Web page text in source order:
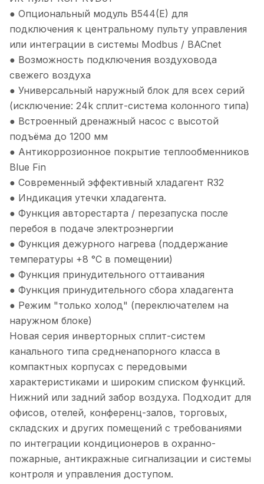
● Опциональный модуль B544(E) для
подключения к центральному пульту управления
или интеграции в системы Modbus / BACnet
● Возможность подключения воздуховода
свежего воздуха
● Универсальный наружный блок для всех серий
(исключение: 24k сплит-система колонного типа)
● Встроенный дренажный насос с высотой
подъёма до 1200 мм
● Антикоррозионное покрытие теплообменников
Blue Fin
● Современный эффективный хладагент R32
● Индикация утечки хладагента.
● Функция авторестарта / перезапуска после
перебоя в подаче электроэнергии
● Функция дежурного нагрева (поддержание
температуры +8 °С в помещении)
● Функция принудительного оттаивания
● Функция принудительного сбора хладагента
● Режим "только холод" (переключателем на
наружном блоке)
Новая серия инверторных сплит-систем
канального типа средненапорного класса в
компактных корпусах с передовыми
характеристиками и широким списком функций.
Нижний или задний забор воздуха. Подходит для
офисов, отелей, конференц-залов, торговых,
складских и других помещений с требованиями
по интеграции кондиционеров в охранно-
пожарные, антикражные сигнализации и системы
контроля и управления доступом.